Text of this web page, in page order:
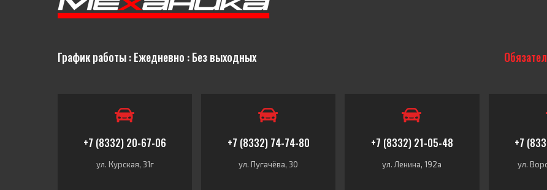
График работы : Ежедневно : Без выходных
+7 (8332) 20-67-06
ул. Курская, 31г
+7 (8332) 74-74-80
ул. Пугачёва, 30
+7 (8332) 21-05-48
ул. Ленина, 192а
+7
ул.